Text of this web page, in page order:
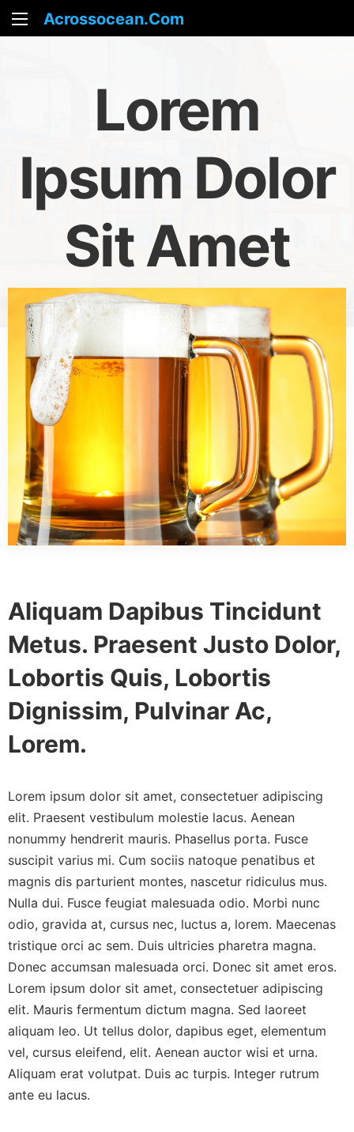
Acrossocean.com
Lorem
Ipsum Dolor
Sit Amet
Aliquam Dapibus Tincidunt
Metus. Praesent Justo Dolor,
Lobortis Quis, Lobortis
Dignissim, Pulvinar Ac,
Lorem.
Lorem ipsum dolor sit amet, consectetuer adipiscing
elit. Praesent vestibulum molestie lacus. Aenean
nonummy hendrerit mauris. Phasellus porta. Fusce
suscipit varius mi. Cum sociis natoque penatibus et
magnis dis parturient montes, nascetur ridiculus mus.
Nulla dui. Fusce feugiat malesuada odio. Morbi nunc
odio, gravida at, cursus nec, luctus a, lorem. Maecenas
tristique orci ac sem. Duis ultricies pharetra magna.
Donec accumsan malesuada orci. Donec sit amet eros.
Lorem ipsum dolor sit amet, consectetuer adipiscing
elit. Mauris fermentum dictum magna. Sed laoreet
aliquam leo. Ut tellus dolor, dapibus eget, elementum
vel, cursus eleifend, elit. Aenean auctor wisi et urna.
Aliquam erat volutpat. Duis ac turpis. Integer rutrum
ante eu lacus.